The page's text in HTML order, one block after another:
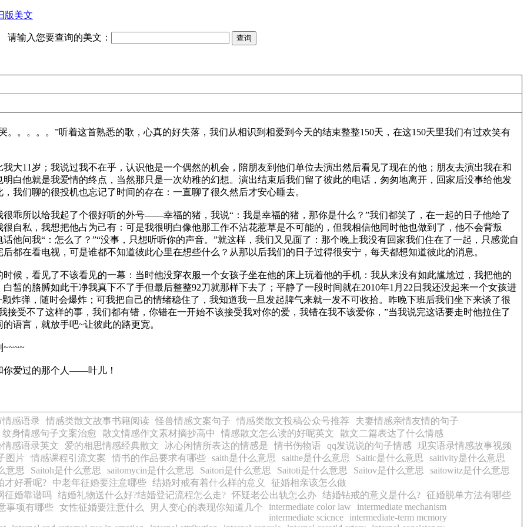
版美文
请输入您要查询的美文：
。。。。”听着这首熟悉的歌，心真的好失落，我们从相识到相爱到今天的结束整整150天，在这150天里我们有过欢笑有
11岁；我说过我不在乎，认识他是一个偶然的机会，陪朋友到他们单位去演出然后看见了现在的他；朋友去演出我在和
白他就是我爱情的终点，当然那只是一次幼稚的幻想。演出结束后我们留了彼此的电话，匆匆地离开，回家后没事给他发
我们聊的很投机也忘记了时间的存在：一直聊了很久然后才安心睡去。
所以给我起了个很好听的外号——幸福的猪，我说“：我是幸福的猪，那你是什么？”我们都笑了，在一起的日子他给了
自私，我想把他占为己有：可是我很明白像他那工作不沾花惹草是不可能的，但我相信他同时他也做到了，他不会背叛
他问我“：怎么了？”“没事，只想听听你的声音。”就这样，我们又见面了：那个晚上我没有回家我们住在了一起，只感觉自
都在看电视，可是谁都不知道彼此心里在想些什么？从那以后我们的日子过得很安宁，每天都想知道彼此的消息。
，看见了不该看见的一幕：当时他没穿衣服一个女孩子坐在他的床上玩着他的手机：我从来没有如此尴尬过，我把他的
皙的胳膊如此干净我真下不了手但最后整整92刀就那样下去了；平静了一段时间就在2010年1月22日我还没起来一个女孩进
炸弹，随时会爆炸；可我把自己的情绪稳住了，我知道我一旦发起脾气来就一发不可收拾。昨晚下班后我们坐下来谈了很
接受不了这样的事，我们都有错，你错在一开始不该接受我对你的爱，我错在我不该爱你，”当我说完这话要走时他拉住了
语言，就放手吧~让彼此的路更宽。
爱过的那个人——叶儿！
情感语录 情感类散文故事书籍阅读 怪兽情感文案句子 情感类散文投稿公众号推荐
夫妻情感亲情友情的句子
纹身情感句子文案治愈
散文情感作文素材摘抄高中 情感散文怎么读的好呢英文
散文二篇表达了什么情感
情感语录英文
爱的相思情感经典散文 冰心闲情所表达的情感是 情书伤物语 qq发说说的句子情感
现实语录情感故事视频
图片 情感课程引流文案 情书的作品要求有哪些 saith是什么意思 saithe是什么意思 Saitic是什么意思
saitivity是什么意思
意思
Saitoh是什么意思 saitomycin是什么意思 Saitori是什么意思 Saitoti是什么意思 Saitov是什么意思
saitowitz是什么意思
才好看呢?
中老年征婚要注意哪些 结婚对戒有着什么样的意义
征婚相亲该怎么做
征婚靠谱吗 结婚礼物送什么好?结婚登记流程怎么走? 怀疑老公出轨怎么办 结婚钻戒的意义是什么? 征婚脱单方法有哪些
事项有哪些 女性征婚要注意什么 男人变心的表现你知道几个 intermediate color law
intermediate mechanism
intermediate scicnce
intermediate-term mcmory